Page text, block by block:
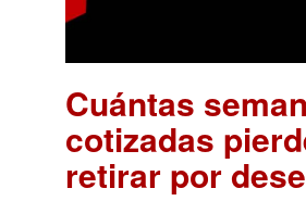
Cuántas
cotizadas
retirar por